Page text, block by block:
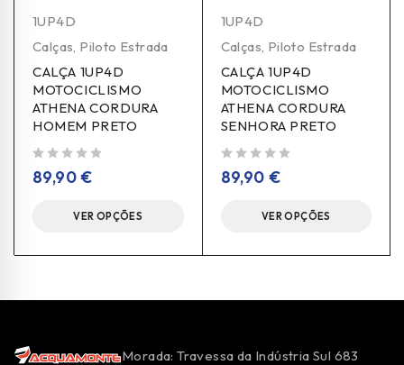
1UP4D
Calças Piloto Estrada
CALÇA 1UP4D
MOTOCICLISMO
ATHENA CORDURA
HOMEM PRETO
89,90€
VER OPÇÕES
1UP4D
Calças Piloto Estrada
CALÇA 1UP4D
MOTOCICLISMO
ATHENA CORDURA
SENHORA PRETO
89,90 €
VER OPÇÕES
Morada: Travessa da Indústria Sul 683